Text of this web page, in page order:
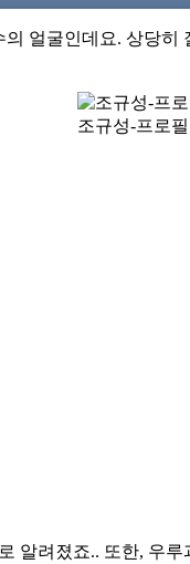
얼굴인데요. 상당
조규성-프로필
알려졌죠.. 또한, 우